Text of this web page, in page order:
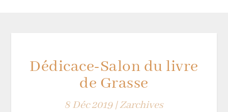
Dédicace-Salon du livre
de Grasse
8 Déc 2019|Zarchives